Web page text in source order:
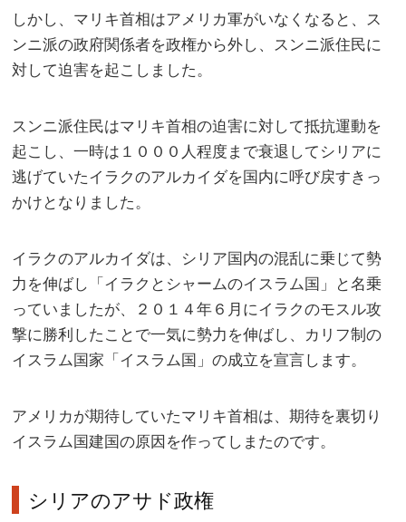
しかし、マリキ首相はアメリカ軍がいなくなると、ス
ンニ派の政府関係者を政権から外し、スンニ派住民に
対して迫害を起こしました。
スンニ派住民はマリキ首相の迫害に対して抵抗運動を
起こし、一時は１０００人程度まで衰退してシリアに
逃げていたイラクのアルカイダを国内に呼び戻すきっ
かけとなりました。
イラクのアルカイダは、シリア国内の混乱に乗じて勢
力を伸ばし「イラクとシャームのイスラム国」と名乗
っていましたが、２０１４年６月にイラクのモスル攻
撃に勝利したことで一気に勢力を伸ばし、カリフ制の
イスラム国家「イスラム国」の成立を宣言します。
アメリカが期待していたマリキ首相は、期待を裏切り
イスラム国建国の原因を作ってしまたのです。
シリアのアサド政権